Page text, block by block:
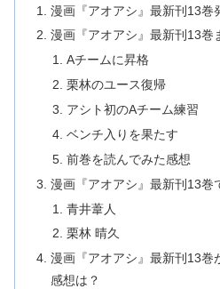
漫画『アオアシ』最新刊13巻
漫画『アオアシ』最新刊13巻
Aチームに昇格
栗林のユース復帰
アシト初のAチーム練習
ベンチ入りを果たす
前巻を読んでみた感想
漫画『アオアシ』最新刊13巻
青井葦人
栗林 晴久
漫画『アオアシ』最新刊13巻
感想は？